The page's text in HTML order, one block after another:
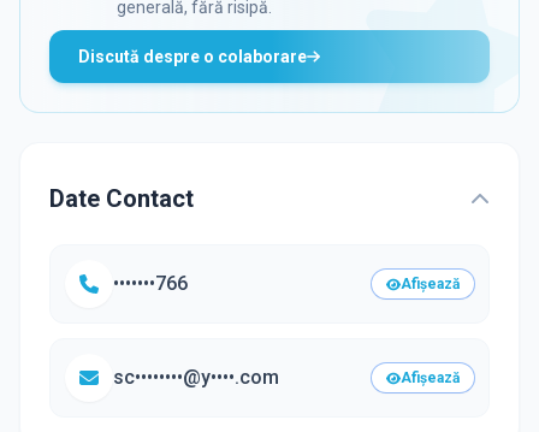
generală, fără risipă.
Discută despre o colaborare
Date Contact
•••••••766 Afișează
sc••••••••@y••••.com Afișează